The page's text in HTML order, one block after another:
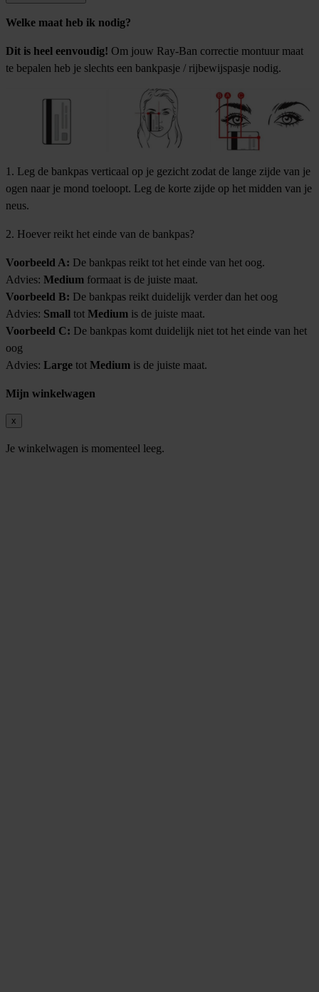
Welke maat heb ik nodig?
Dit is heel eenvoudig! Om jouw Ray-Ban correctie montuur maat
te bepalen heb je slechts een bankpasje / rijbewijspasje nodig.
1. Leg de bankpas verticaal op je gezicht zodat de lange zijde van je
ogen naar je mond toeloopt. Leg de korte zijde op het midden van je
neus.
2. Hoever reikt het einde van de bankpas?
Voorbeeld A: De bankpas reikt tot het einde van het oog.
Advies: Medium formaat is de juiste maat.
Voorbeeld B: De bankpas reikt duidelijk verder dan het oog
Advies: Small tot Medium is de juiste maat.
Voorbeeld C: De bankpas komt duidelijk niet tot het einde van het
oog
Advies: Large tot Medium is de juiste maat.
Mijn winkelwagen
x
Je winkelwagen is momenteel leeg.